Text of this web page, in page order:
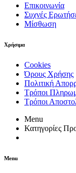
Επικοινωνία
Συχνές
Μίσθωση
Χρήσιμα
Cookies
Όρους Χρήσης
Πολιτική
Τρόποι
Τρόποι
Menu
Κατηγορίες
Menu